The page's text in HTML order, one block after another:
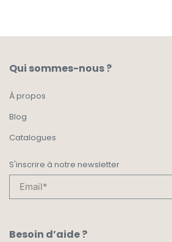
Qui sommes-nous ?
À propos
Blog
Catalogues
S'inscrire à notre newsletter
Besoin d’aide ?